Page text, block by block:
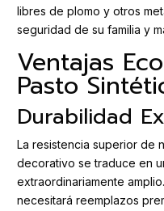
libres de plomo y otros
seguridad de su familia y
Ventajas
Pasto
Durabilidad
La resistencia superior de
decorativo se traduce en
extraordinariamente
necesitará reemplazos